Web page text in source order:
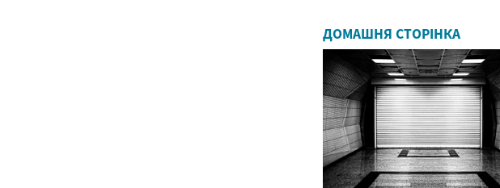
ДОМАШНЯ СТОРІНКА